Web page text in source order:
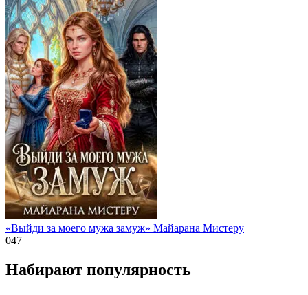
«Выйди за моего мужа замуж» Майарана Мистеру
047
Набирают популярность